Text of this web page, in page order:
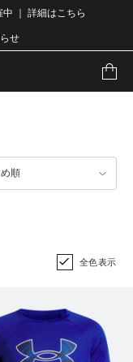
｜ 詳細はこちら
せ
順
全色表示